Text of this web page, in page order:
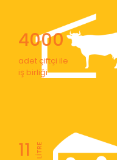
4000
adet çiftçi ile
iş birliği
11 LİTRE